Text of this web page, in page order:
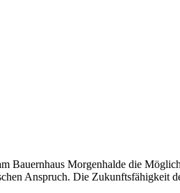
Bauernhaus Morgenhalde die
Anspruch. Die Zukunftsfähigkeit